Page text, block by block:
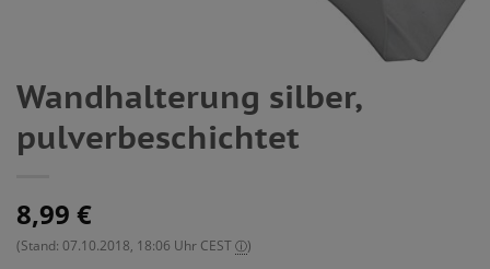
Wandhalterung silber,
pulverbeschichtet
8,99 €
(Stand: 07.10.2018, 18:06 Uhr CEST ⓘ)